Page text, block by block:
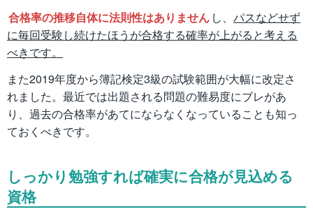
合格率の推移自体に法則性はありません し、 パスなどせず
に毎回受験し続けたほうが合格する確率が上がると考える
べきです。
また2019年度から簿記検定3級の試験範囲が大幅に改定さ
れました。最近では出題される問題の難易度にブレがあ
り、過去の合格率があてにならなくなっていることも知っ
ておくべきです。
しっかり勉強すれば確実に合格が見込める
資格